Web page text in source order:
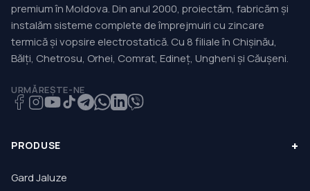
premium în Moldova. Din anul 2000, proiectăm, fabricăm și
instalăm sisteme complete de împrejmuiri cu zincare
termică și vopsire electrostatică. Cu 8 filiale în Chișinău,
Bălți, Chetrosu, Orhei, Comrat, Edineț, Ungheni și Căușeni.
URMĂREȘTE-NE
PRODUSE +
Gard Jaluze